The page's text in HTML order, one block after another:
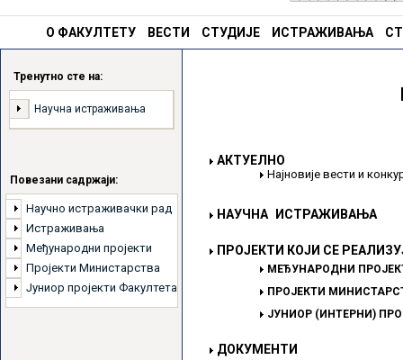
О ФАКУЛТЕТУ ВЕСТИ СТУДИЈЕ ИСТРАЖИВАЊА
Тренутно сте на:
Научна истраживања
Повезани садржаји:
Научно истраживачки рад
Истраживања
Међународни пројекти
Пројекти Министарства
Јуниор пројекти Факултета
АКТУЕЛНО
Најновије вести и
НАУЧНА ИСТРАЖИВАЊА
ПРОЈЕКТИ КОЈИ СЕ
МЕЂУНАРОДНИ
ПРОЈЕКТИ
ЈУНИОР (ИНТЕРНИ)
ДОКУМЕНТИ